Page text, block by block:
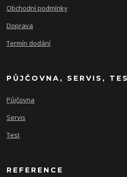
Obchodní podmínky
Doprava
Termín dodání
PŮJČOVNA, SERVIS,
Půjčovna
Servis
Test
REFERENCE